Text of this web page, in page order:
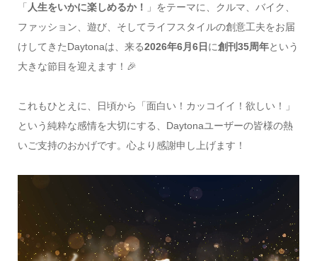
「 人生をいかに楽しめるか！
」をテーマに、クルマ、バイク、
ファッション、遊び、そしてライフスタイルの創意工夫をお届
けしてきたDaytonaは、来る2026年6月6日 に創刊35周年という
大きな節目を迎えます！🎉
これもひとえに、日頃から「面白い！カッコイイ！欲しい！」
という純粋な感情を大切にする、Daytonaユーザーの皆様の熱
いご支持のおかげです。心より感謝申し上げます！